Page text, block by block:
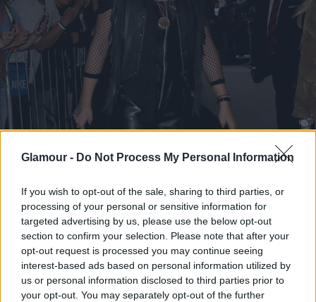
Glamour - Do Not Process My Personal Information
If you wish to opt-out of the sale, sharing to third parties, or
processing of your personal or sensitive information for
targeted advertising by us, please use the below opt-out
section to confirm your selection. Please note that after your
opt-out request is processed you may continue seeing
interest-based ads based on personal information utilized by
us or personal information disclosed to third parties prior to
your opt-out. You may separately opt-out of the further